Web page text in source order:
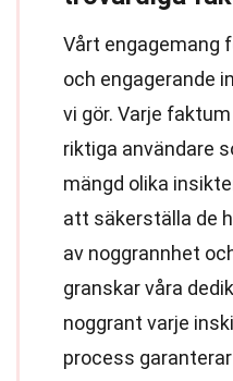
Vårt engagemang
och engagerande
vi gör. Varje
riktiga användare
mängd olika
att säkerställa de
av noggrannhet
granskar våra
noggrant varje
process